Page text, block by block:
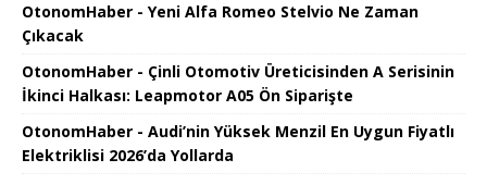
OtonomHaber - Yeni Alfa Romeo Stelvio Ne Zaman
Çıkacak
OtonomHaber - Çinli Otomotiv Üreticisinden A Serisinin
İkinci Halkası: Leapmotor A05 Ön Siparişte
OtonomHaber - Audi’nin Yüksek Menzil En Uygun Fiyatlı
Elektriklisi 2026’da Yollarda